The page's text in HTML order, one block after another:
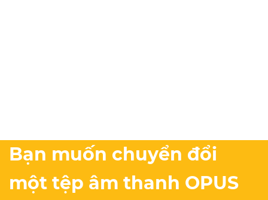
Bạn muốn chuyển đổi
một tệp âm thanh OPUS